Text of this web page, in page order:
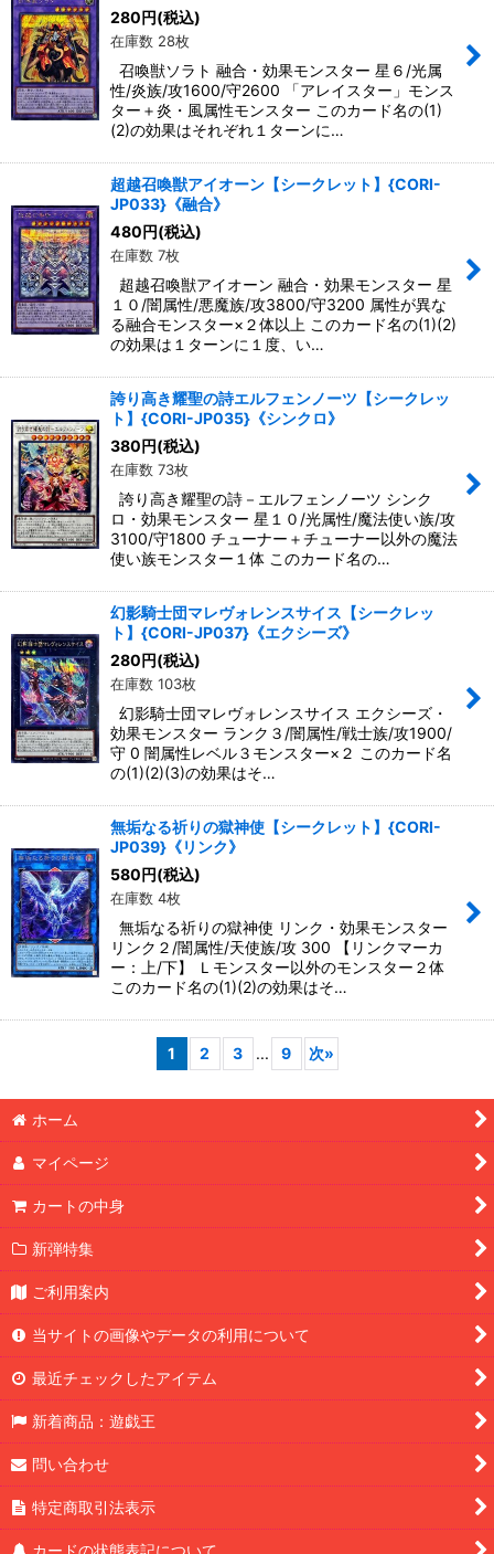
280円(税込)
在庫数 28枚
召喚獣ソラト 融合・効果モンスター 星６/光属
性/炎族/攻1600/守2600 「アレイスター」モンス
ター＋炎・風属性モンスター このカード名の(1)
(2)の効果はそれぞれ１ターンに…
超越召喚獣アイオーン【シークレット】{CORI-
JP033}《融合》
480円(税込)
在庫数 7枚
超越召喚獣アイオーン 融合・効果モンスター 星
１０/闇属性/悪魔族/攻3800/守3200 属性が異な
る融合モンスター×２体以上 このカード名の(1)(2)
の効果は１ターンに１度、い…
誇り高き耀聖の詩エルフェンノーツ【シークレッ
ト】{CORI-JP035}《シンクロ》
380円(税込)
在庫数 73枚
誇り高き耀聖の詩－エルフェンノーツ シンク
ロ・効果モンスター 星１０/光属性/魔法使い族/攻
3100/守1800 チューナー＋チューナー以外の魔法
使い族モンスター１体 このカード名の…
幻影騎士団マレヴォレンスサイス【シークレッ
ト】{CORI-JP037}《エクシーズ》
280円(税込)
在庫数 103枚
幻影騎士団マレヴォレンスサイス エクシーズ・
効果モンスター ランク３/闇属性/戦士族/攻1900/
守 0 闇属性レベル３モンスター×２ このカード名
の(1)(2)(3)の効果はそ…
無垢なる祈りの獄神使【シークレット】{CORI-
JP039}《リンク》
580円(税込)
在庫数 4枚
無垢なる祈りの獄神使 リンク・効果モンスター
リンク２/闇属性/天使族/攻 300 【リンクマーカ
ー：上/下】 Ｌモンスター以外のモンスター２体
このカード名の(1)(2)の効果はそ…
1 2 3 ... 9 次»
ホーム
マイページ
カートの中身
新弾特集
ご利用案内
当サイトの画像やデータの利用について
最近チェックしたアイテム
新着商品：遊戯王
問い合わせ
特定商取引法表示
カードの状態表記について